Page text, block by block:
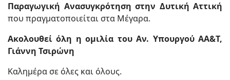
Παραγωγική Ανασυγκρότηση στην Δυτική Αττική
που πραγματοποιείται στα Μέγαρα.
Ακολουθεί όλη η ομιλία του Αν. Υπουργού ΑΑ&Τ,
Γιάννη Τσιρώνη
Καλημέρα σε όλες και όλους.